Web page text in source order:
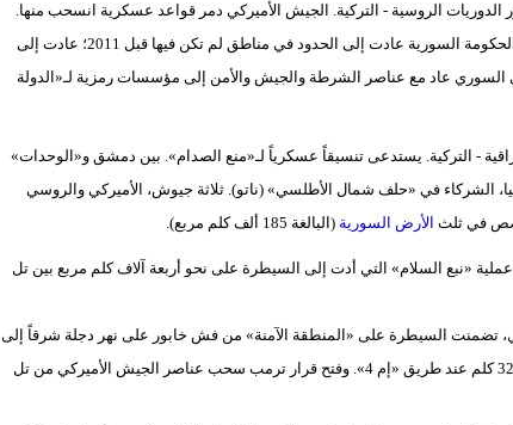
الروسية - التركية. الجيش الأميركي دمر قواعد عسكرية انسحب منها.
الجيش الروسي جلس في قواعد كانت مقراً لنظيره الأميركي. قوات الحكومة السورية عادت إلى الحدود في مناطق لم تكن فيها قبل 2011؛ عادت إلى
عاد مع عناصر الشرطة والجيش والأمن إلى مؤسسات رمزية لـ«الدولة
- التركية. يستدعى تنسيقاً عسكرياً لـ«منع الصدام». بين دمشق و«الوحدات»
الشركاء في «حلف شمال الأطلسي» (ناتو). ثلاثة جيوش، الأميركي والروسي
في ثلث الأرض السورية (البالغة 185 ألف كلم مربع).
«نبع السلام» التي أدت إلى السيطرة على نحو أربعة آلاف كلم مربع بين تل
أكتوبر (تشرين الأول) الماضي، تضمنت السيطرة على «المنطقة الآمنة» من فش خابور على نهر دجلة شرقاً إلى
جرابلس على الفرات غرباً، أي بامتداد نحو 440 كلم، وصولاً إلى عمق 32 كلم عند طريق «إم 4». وفتح قرار ترمب سحب عناصر الجيش الأميركي من تل